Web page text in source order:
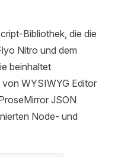
Bibliothek, die die
Nitro und dem
beinhaltet
WYSIWYG Editor
JSON
Node- und